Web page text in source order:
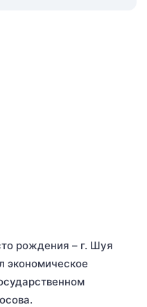
рождения – г. Шуя
экономическое